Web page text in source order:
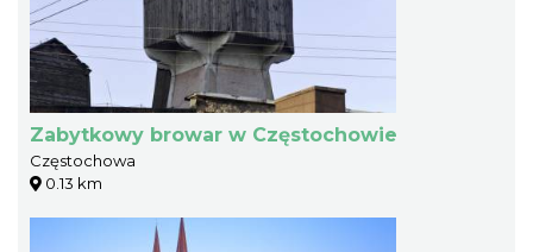
Zabytkowy browar w Częstochowie
Częstochowa
0.13 km